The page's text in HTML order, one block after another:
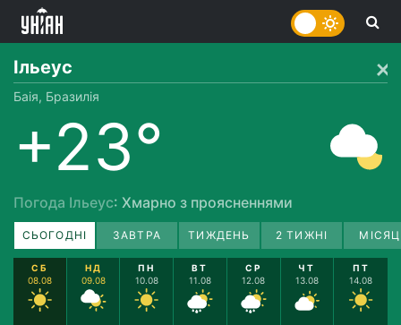
Ільеус
Баія, Бразилія
+23°
Погода Ільеус: Хмарно з проясненнями
СЬОГОДНІ ЗАВТРА ТИЖДЕНЬ 2 ТИЖНІ
СБ
08.08
НД
09.08
ПН
10.08
ВТ
11.08
СР
12.08
ЧТ
13.08
ПТ
14.08